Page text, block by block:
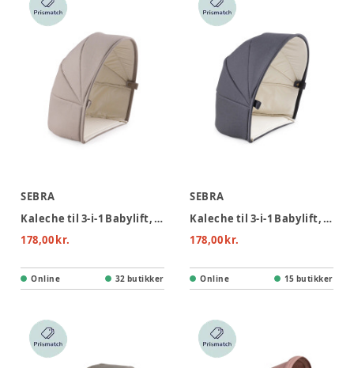
SEBRA
Kaleche til 3-i-1 Babylift, jetty beige
178,00 kr.
Online 32 butikker
SEBRA
Kaleche til 3-i-1 Babylift, blue olive
178,00 kr.
Online 15 butikker